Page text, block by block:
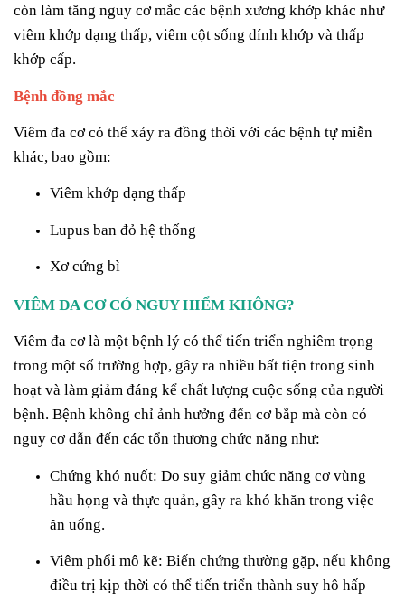
còn làm tăng nguy cơ mắc các bệnh xương khớp khác như
viêm khớp dạng thấp, viêm cột sống dính khớp và thấp
khớp cấp.
Bệnh đồng mắc
Viêm đa cơ có thể xảy ra đồng thời với các bệnh tự miễn
khác, bao gồm:
Viêm khớp dạng thấp
Lupus ban đỏ hệ thống
Xơ cứng bì
VIÊM ĐA CƠ CÓ NGUY HIỂM KHÔNG?
Viêm đa cơ là một bệnh lý có thể tiến triển nghiêm trọng
trong một số trường hợp, gây ra nhiều bất tiện trong sinh
hoạt và làm giảm đáng kể chất lượng cuộc sống của người
bệnh. Bệnh không chỉ ảnh hưởng đến cơ bắp mà còn có
nguy cơ dẫn đến các tổn thương chức năng như:
Chứng khó nuốt: Do suy giảm chức năng cơ vùng
hầu họng và thực quản, gây ra khó khăn trong việc
ăn uống.
Viêm phổi mô kẽ: Biến chứng thường gặp, nếu không
điều trị kịp thời có thể tiến triển thành suy hô hấp